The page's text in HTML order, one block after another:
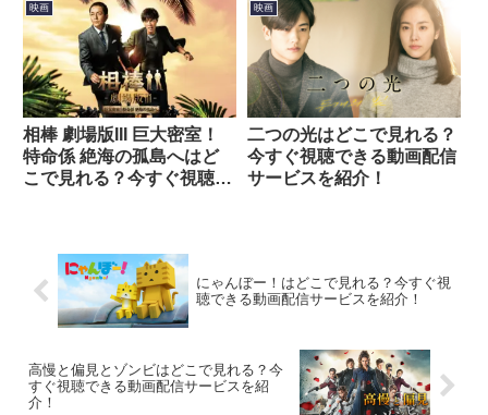
映画
相棒 劇場版III 巨大密室！
特命係 絶海の孤島へはど
こで見れる？今すぐ視聴で
映画
二つの光はどこで見れる？
今すぐ視聴できる動画配信
サービスを紹介！
にゃんぼー！はどこで見れる？今すぐ視
聴できる動画配信サービスを紹介！
高慢と偏見とゾンビはどこで見れる？今
すぐ視聴できる動画配信サービスを紹
介！